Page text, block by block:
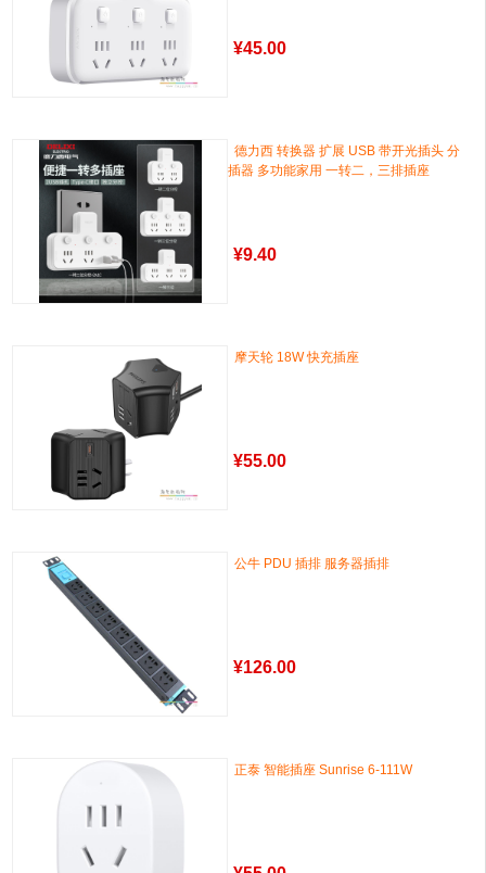
¥45.00
德力西 转换器 扩展 USB 带开光插头 分
插器 多功能家用 一转二，三排插座
¥9.40
摩天轮 18W 快充插座
¥55.00
公牛 PDU 插排 服务器插排
¥126.00
正泰 智能插座 Sunrise 6-111W